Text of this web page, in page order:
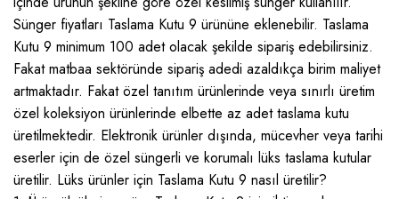
Sünger fiyatları Taslama Kutu 9 ürününe eklenebilir. Taslama
Kutu 9 minimum 100 adet olacak şekilde sipariş edebilirsiniz.
Fakat matbaa sektöründe sipariş adedi azaldıkça birim maliyet
artmaktadır. Fakat özel tanıtım ürünlerinde veya sınırlı üretim
özel koleksiyon ürünlerinde elbette az adet taslama kutu
üretilmektedir. Elektronik ürünler dışında, mücevher veya tarihi
eserler için de özel süngerli ve korumalı lüks taslama kutular
üretilir. Lüks ürünler için Taslama Kutu 9 nasıl üretilir?